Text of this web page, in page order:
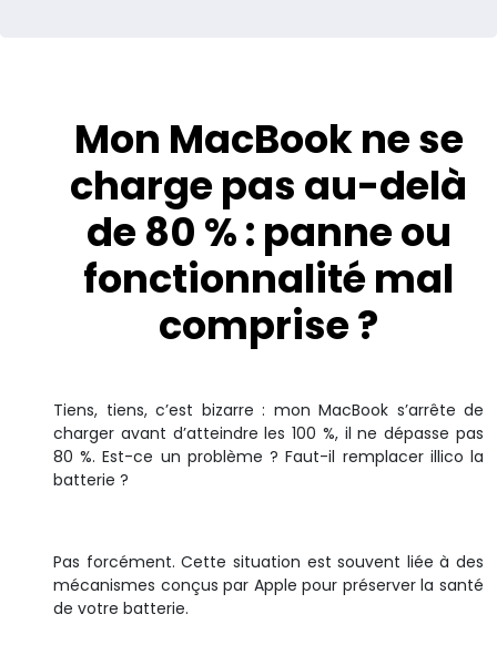
Mon MacBook ne se
charge pas au-delà
de 80 % : panne ou
fonctionnalité mal
comprise ?
Tiens, tiens, c’est bizarre : mon MacBook s’arrête de
charger avant d’atteindre les 100 %, il ne dépasse pas
80 %. Est-ce un problème ? Faut-il remplacer illico la
batterie ?
Pas forcément. Cette situation est souvent liée à des
mécanismes conçus par Apple pour préserver la santé
de votre batterie.